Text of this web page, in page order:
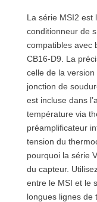
La série MSI2 est
conditionneur de
compatibles avec
CB16-D9. La
celle de la
jonction de
est incluse dans
température via
préamplificateur
tension du
pourquoi la série
du capteur.
entre le MSI et le
longues lignes de